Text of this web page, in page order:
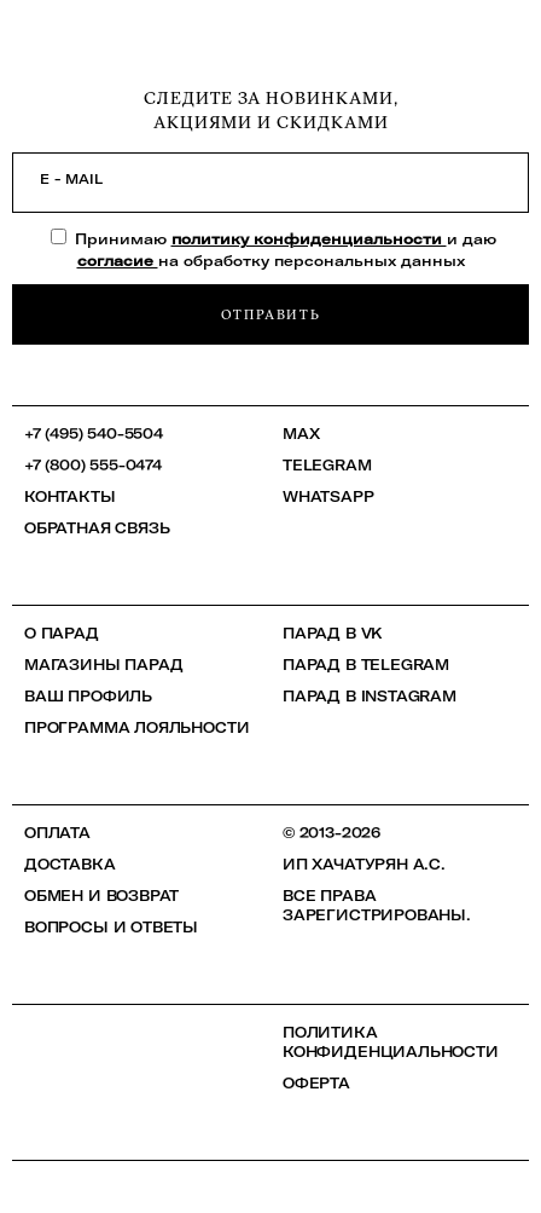
СЛЕДИТЕ ЗА НОВИНКАМИ,
АКЦИЯМИ И СКИДКАМИ
E - MAIL
Принимаю политику конфиденциальности и даю
согласие на обработку персональных данных
ОТПРАВИТЬ
+7 (495) 540-5504
+7 (800) 555-0474
КОНТАКТЫ
ОБРАТНАЯ СВЯЗЬ
MAX
TELEGRAM
WHATSAPP
О ПАРАД
МАГАЗИНЫ ПАРАД
ВАШ ПРОФИЛЬ
ПРОГРАММА ЛОЯЛЬНОСТИ
ПАРАД В VK
ПАРАД В TELEGRAM
ПАРАД В INSTAGRAM
ОПЛАТА
ДОСТАВКА
ОБМЕН И ВОЗВРАТ
ВОПРОСЫ И ОТВЕТЫ
© 2013-2026
ИП ХАЧАТУРЯН А.С.
ВСЕ ПРАВА
ЗАРЕГИСТРИРОВАНЫ.
ПОЛИТИКА
КОНФИДЕНЦИАЛЬНОСТИ
ОФЕРТА